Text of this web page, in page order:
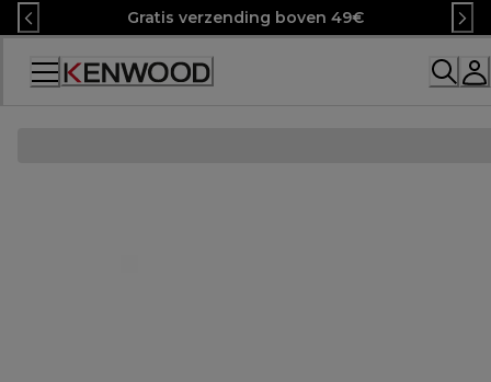
Skip
to
Content
Gratis verzending boven 49€
Accessibility